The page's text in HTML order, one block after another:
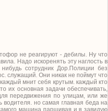
не реагируют - дебилы. Ну что
Надо искоренять эту наглость в
сотрудник Дор.Полиции без
служащий. Они никак не поймут что
мнит себя крутым. каждый кто
их основная задачи обеспечивать,
передвижения по улицам, или же
водителя. но самая главная беда на
машина паршивая и я завидую